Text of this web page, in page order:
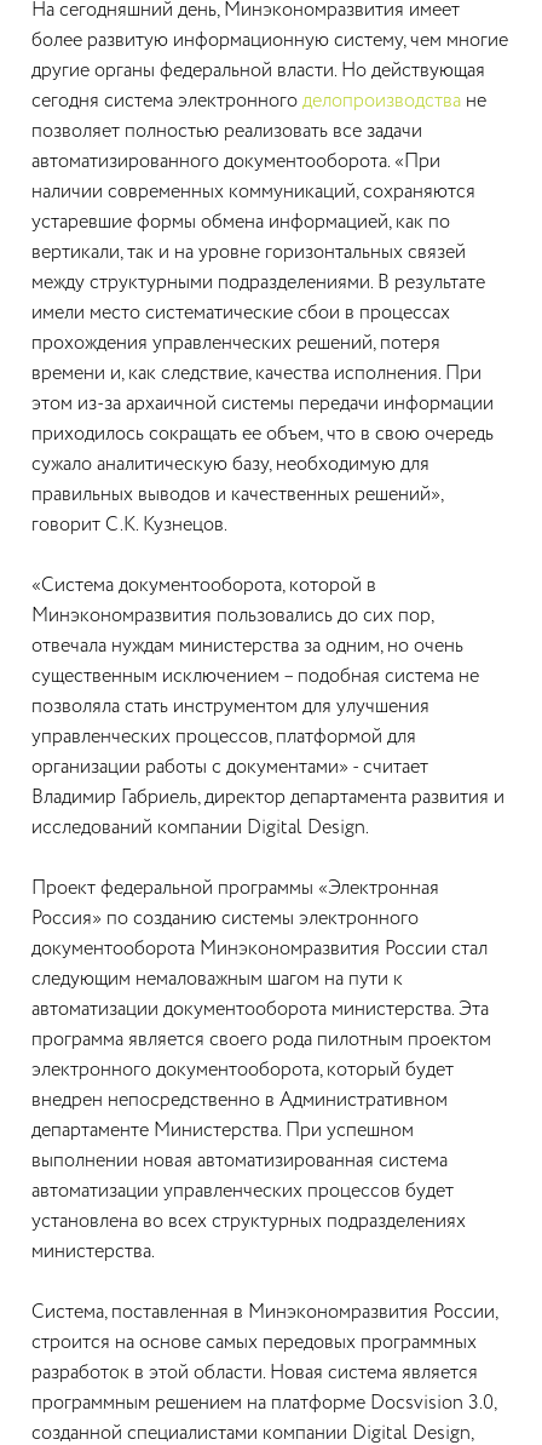
На сегодняшний день, Минэкономразвития имеет
более развитую информационную систему, чем многие
другие органы федеральной власти. Но действующая
сегодня система электронного делопроизводства не
позволяет полностью реализовать все задачи
автоматизированного документооборота. «При
наличии современных коммуникаций, сохраняются
устаревшие формы обмена информацией, как по
вертикали, так и на уровне горизонтальных связей
между структурными подразделениями. В результате
имели место систематические сбои в процессах
прохождения управленческих решений, потеря
времени и, как следствие, качества исполнения. При
этом из-за архаичной системы передачи информации
приходилось сокращать ее объем, что в свою очередь
сужало аналитическую базу, необходимую для
правильных выводов и качественных решений»,
говорит С.К. Кузнецов.
«Система документооборота, которой в
Минэкономразвития пользовались до сих пор,
отвечала нуждам министерства за одним, но очень
существенным исключением – подобная система не
позволяла стать инструментом для улучшения
управленческих процессов, платформой для
организации работы с документами» - считает
Владимир Габриель, директор департамента развития и
исследований компании Digital Design.
Проект федеральной программы «Электронная
Россия» по созданию системы электронного
документооборота Минэкономразвития России стал
следующим немаловажным шагом на пути к
автоматизации документооборота министерства. Эта
программа является своего рода пилотным проектом
электронного документооборота, который будет
внедрен непосредственно в Административном
департаменте Министерства. При успешном
выполнении новая автоматизированная система
автоматизации управленческих процессов будет
установлена во всех структурных подразделениях
министерства.
Система, поставленная в Минэкономразвития России,
строится на основе самых передовых программных
разработок в этой области. Новая система является
программным решением на платформе Docsvision 3.0,
созданной специалистами компании Digital Design,